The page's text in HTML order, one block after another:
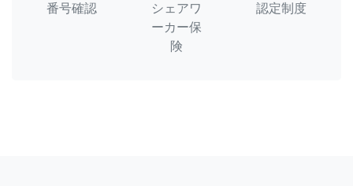
番号確認
シェアワ
ーカー保
険
認定制度